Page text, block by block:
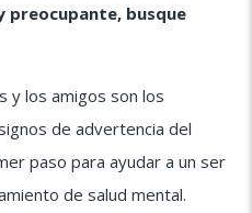
preocupante, busque
y los amigos son los
de advertencia del
paso para ayudar a un ser
de salud mental.